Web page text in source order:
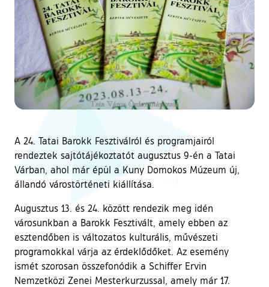
A 24. Tatai Barokk Fesztiválról és programjairól
rendeztek sajtótájékoztatót augusztus 9-én a Tatai
Várban, ahol már épül a Kuny Domokos Múzeum új,
állandó várostörténeti kiállítása.
Augusztus 13. és 24. között rendezik meg idén
városunkban a Barokk Fesztivált, amely ebben az
esztendőben is változatos kulturális, művészeti
programokkal várja az érdeklődőket. Az esemény
ismét szorosan összefonódik a Schiffer Ervin
Nemzetközi Zenei Mesterkurzussal, amely már 17.